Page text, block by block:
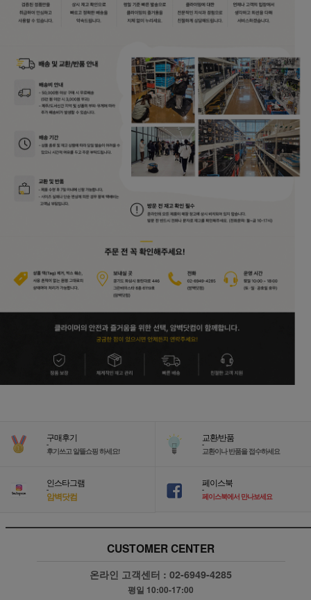
구매후기
-
후기쓰고 알뜰쇼핑 하세요!
교환/반품
-
교환이나 반품을 접수하세요
인스타그램
-
암벽닷컴
페이스북
-
페이스북에서 만나보세요
CUSTOMER CENTER
온라인 고객센터 :02-6949-4285
평일 10:00-17:00